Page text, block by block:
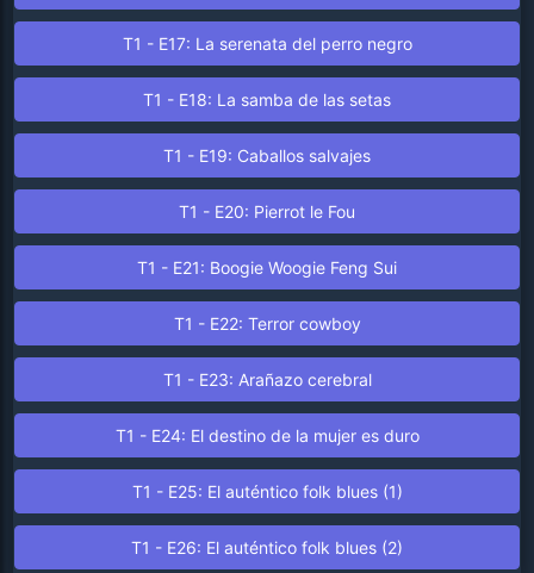
T1 - E17: La serenata del perro negro
T1 - E18: La samba de las setas
T1 - E19: Caballos salvajes
T1 - E20: Pierrot le Fou
T1 - E21: Boogie Woogie Feng Sui
T1 - E22: Terror cowboy
T1 - E23: Arañazo cerebral
T1 - E24: El destino de la mujer es duro
T1 - E25: El auténtico folk blues (1)
T1 - E26: El auténtico folk blues (2)